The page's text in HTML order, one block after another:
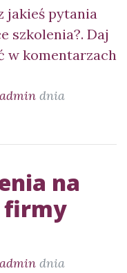
jakieś pytania
szkolenia?. Daj
w komentarzach
admin dnia
na
firmy
admin dnia